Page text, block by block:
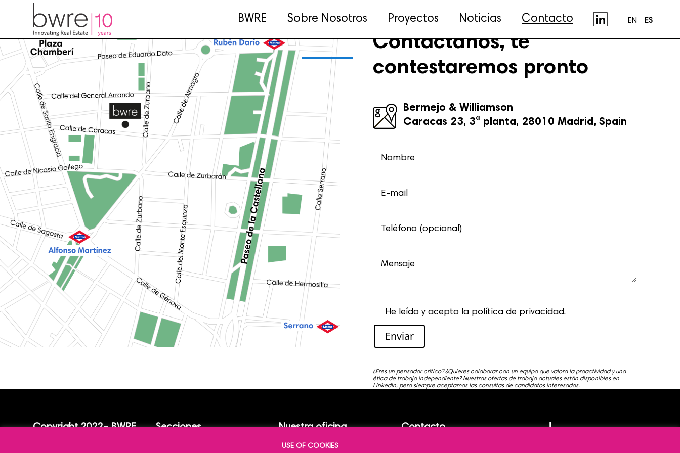
USE OF COOKIES
BWRE Sobre Nosotros Proyectos Noticias Contacto EN ES
Contáctanos, te
contestaremos pronto
Bermejo & Williamson
Caracas 23, 3a planta, 28010 Madrid, Spain
He leído y acepto la política de privacidad.
Enviar
¿Eres un pensador crítico? ¿Quieres colaborar con un equipo que valora la proactividad y una
ética de trabajo independiente? Nuestras ofertas de trabajo actuales están disponibles en
LinkedIn, pero siempre aceptamos las consultas de candidatos interesados.
Copyright2022– BWRE Secciones Nuestra oficina
Caracas 23,
Contacto